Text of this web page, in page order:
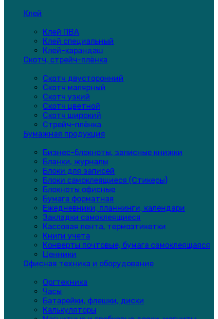
Клей
Клей ПВА
Клей специальный
Клей-карандаш
Скотч, стрейч-плёнка
Скотч двусторонний
Скотч малярный
Скотч узкий
Скотч цветной
Скотч широкий
Стрейч-плёнка
Бумажная продукция
Бизнес-блокноты, записные книжки
Бланки, журналы
Блоки для записей
Блоки самоклеящиеся (Стикеры)
Блокноты офисные
Бумага форматная
Ежедневники, планнинги, календари
Закладки самоклеящиеся
Кассовая лента, термоэтикетки
Книги учета
Конверты почтовые, бумага самоклеящаяся
Ценники
Офисная техника и оборудование
Оргтехника
Часы
Батарейки, флешки, диски
Калькуляторы